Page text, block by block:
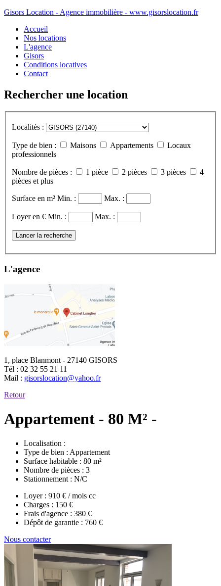
Gisors Location - Agence immobilière - www.gisorslocation.fr
Accueil
Nos locations
L'agence
Gisors
Conditions locatives
Contact
Rechercher une location
Localités :
Type de bien : Maisons Appartements
Locaux
professionnels
Nombre de pièces : 1 pièce 2 pièces 3 pièces
4
pièces et plus
Surface en m² Min. : Max. :
Loyer en € Min. : Max. :
Lancer la recherche
L'agence
1, place Blanmont - 27140 GISORS
Tél : 02 32 55 21 11
Mail : gisorslocation@yahoo.fr
Retour
Appartement - 80 M² -
Localisation :
Type de bien : Appartement
Surface habitable : 80 m²
Nombre de pièces : 3
Stationnement : N/C
Loyer : 910 € / mois cc
Charges : 150 €
Frais d'agence : 380 €
Dépôt de garantie : 760 €
Nous contacter